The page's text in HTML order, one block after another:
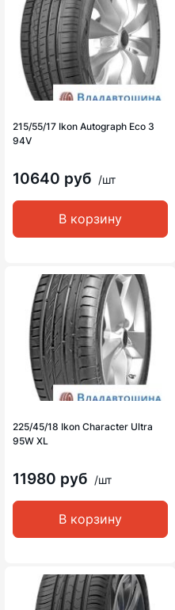
215/55/17 Ikon Autograph Eco 3
94V
10640 руб /шт
В корзину
225/45/18 Ikon Character Ultra
95W XL
11980 руб /шт
В корзину